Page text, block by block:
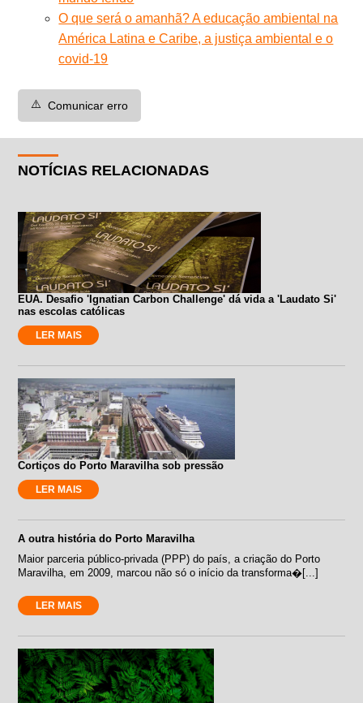
O que será o amanhã? A educação ambiental na
América Latina e Caribe, a justiça ambiental e o
covid-19
⚠️ Comunicar erro
NOTÍCIAS RELACIONADAS
EUA. Desafio 'Ignatian Carbon Challenge' dá vida a 'Laudato Si'
nas escolas católicas
LER MAIS
Cortiços do Porto Maravilha sob pressão
LER MAIS
A outra história do Porto Maravilha
Maior parceria público-privada (PPP) do país, a criação do Porto
Maravilha, em 2009, marcou não só o início da transforma�[...]
LER MAIS